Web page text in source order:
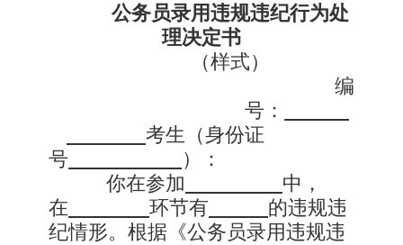
公务员录用违规违纪行为处
理决定书
（样式）
编
号：
考生（身份证
号
）：
你在参加
中，
在
环节有
的违规违
纪情形。根据《公务员录用违规违